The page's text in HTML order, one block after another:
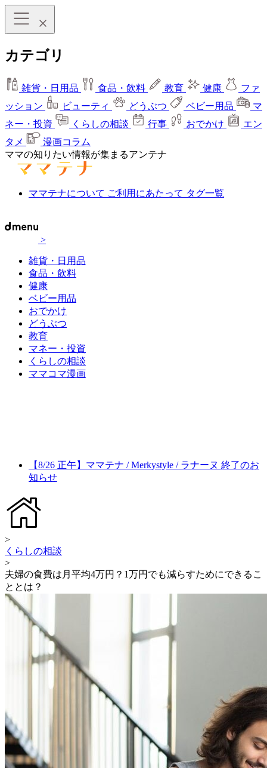
カテゴリ
雑貨・日用品 食品・飲料 教育 健康
ファ
ッション
ビューティ どうぶつ ベビー用品
マ
ネー・投資
くらしの相談 行事 おでかけ
エン
タメ
漫画コラム
ママの知りたい情報が集まるアンテナ
ママテナについて ご利用にあたって タグ一覧
>
雑貨・日用品
食品・飲料
健康
ベビー用品
おでかけ
どうぶつ
教育
マネー・投資
くらしの相談
ママコマ漫画
【8/26 正午】ママテナ / Merkystyle / ラナーヌ 終了のお
知らせ
>
くらしの相談
>
夫婦の食費は月平均4万円？1万円でも減らすためにできるこ
ととは？